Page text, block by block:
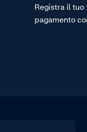
Registra il
pagamento